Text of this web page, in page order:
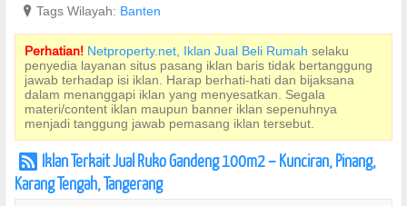
? Tags Wilayah: Banten
Perhatian! Netproperty.net, Iklan Jual Beli Rumah selaku
penyedia layanan situs pasang iklan baris tidak bertanggung
jawab terhadap isi iklan. Harap berhati-hati dan bijaksana
dalam menanggapi iklan yang menyesatkan. Segala
materi/content iklan maupun banner iklan sepenuhnya
menjadi tanggung jawab pemasang iklan tersebut.
r Iklan Terkait Jual Ruko Gandeng 100m2 – Kunciran, Pinang,
Karang Tengah, Tangerang